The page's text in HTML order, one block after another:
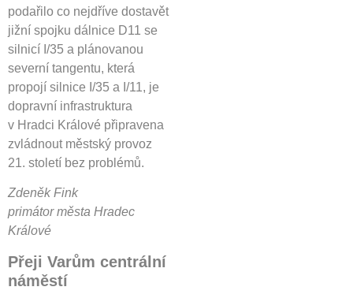
podařilo co nejdříve dostavět
jižní spojku dálnice D11 se
silnicí I/35 a plánovanou
severní tangentu, která
propojí silnice I/35 a I/11, je
dopravní infrastruktura
v Hradci Králové připravena
zvládnout městský provoz
21. století bez problémů.
Zdeněk Fink
primátor města Hradec
Králové
Přeji Varům centrální
náměstí